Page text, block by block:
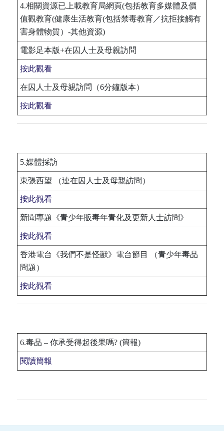
4.相關資源已上載教育局網頁(包括教育多媒體及價
值觀教育(健康生活教育(包括禁毒教育／抗拒接觸有
害身體物質）-其他資源)
電影足本版+在囚人士及母親訪問
按此觀看
在囚人士及母親訪問（6分鐘版本）
按此觀看
5.媒體採訪
東張西望 （連在囚人士及母親訪問）
按此觀看
新聞專題《青少年販毒年青化及更新人士訪問》
按此觀看
香港電台《我們不是怪獸》電台節目 （青少年毒品
問題）
按此觀看
6.毒品 – 你承受得起後果嗎? (簡報)
閱讀簡報